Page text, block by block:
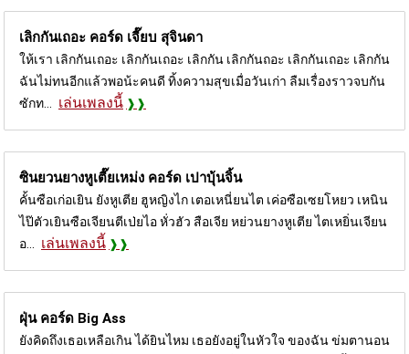
เลิกกันเถอะ คอร์ด เจี๊ยบ สุจินดา
ให้เรา เลิกกันเถอะ เลิกกันเถอะ เลิกกัน เลิกกันถอะ เลิกกันเถอะ เลิกกัน
ฉันไม่ทนอีกแล้วพอน้ะคนดี ทิ้งความสุขเมื่อวันเก่า ลืมเรื่องราวจบกัน
ซักท...
เล่นเพลงนี้
ซินยวนยางหูเตี๊ยเหม่ง คอร์ด เปาบุ้นจิ้น
คั้นซือเก่อเยิน ยังหูเตีย ฮูหญิงไก เตอเหนี่ยนไต เค่อซือเซยโหยว เหนิน
ไป๊ตัวเยินซือเจียนตีเป่ยไอ หั่วฮัว สือเจีย หย่วนยางหูเตีย ไตเหยิ่นเจียน
อ...
เล่นเพลงนี้
ฝุ่น คอร์ด Big Ass
ยังคิดถึงเธอเหลือเกิน ได้ยินไหม เธอยังอยู่ในหัวใจ ของฉัน ข่มตานอน